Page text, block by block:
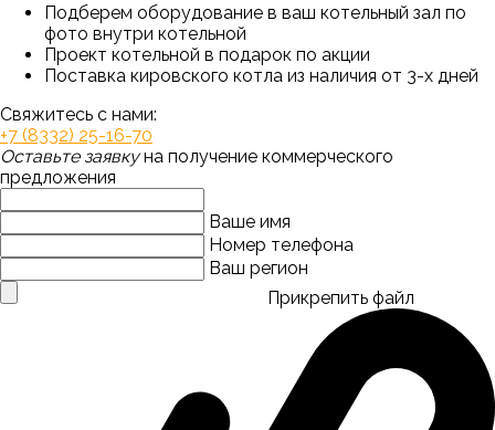
Подберем оборудование в ваш котельный зал по
фото внутри котельной
Проект котельной в подарок по акции
Поставка кировского котла из наличия от 3-х дней
Свяжитесь с нами:
+7 (8332) 25-16-70
Оставьте заявкуна получение коммерческого
предложения
Ваше имя
Номер телефона
Ваш регион
Прикрепить файл